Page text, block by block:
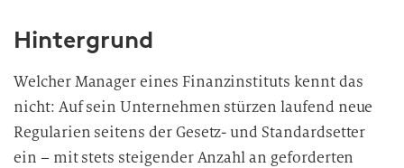
Hintergrund
Welcher Manager eines Finanzinstituts kennt das
nicht: Auf sein Unternehmen stürzen laufend neue
Regularien seitens der Gesetz- und Standardsetter
ein – mit stets steigender Anzahl an geforderten